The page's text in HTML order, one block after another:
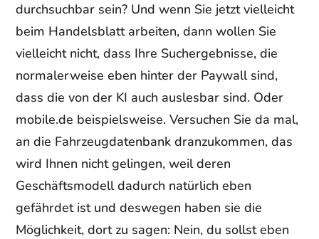
durchsuchbar sein? Und wenn Sie jetzt vielleicht
beim Handelsblatt arbeiten, dann wollen Sie
vielleicht nicht, dass Ihre Suchergebnisse, die
normalerweise eben hinter der Paywall sind,
dass die von der KI auch auslesbar sind. Oder
mobile.de beispielsweise. Versuchen Sie da mal,
an die Fahrzeugdatenbank dranzukommen, das
wird Ihnen nicht gelingen, weil deren
Geschäftsmodell dadurch natürlich eben
gefährdet ist und deswegen haben sie die
Möglichkeit, dort zu sagen: Nein, du sollst eben